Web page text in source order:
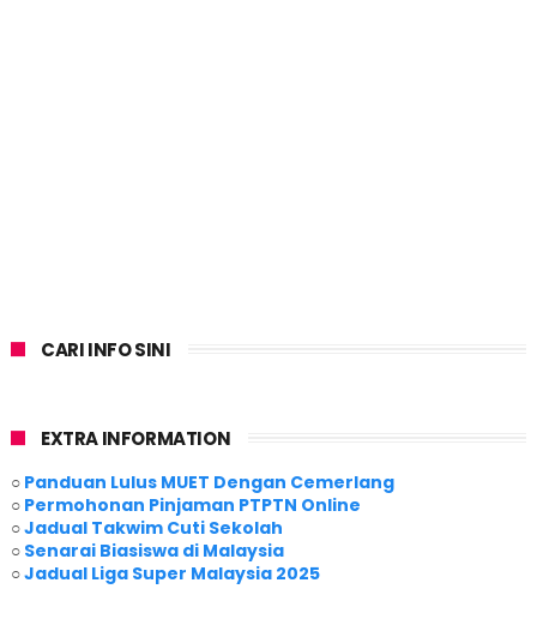
CARI INFO SINI
EXTRA INFORMATION
○ Panduan Lulus MUET Dengan Cemerlang
○ Permohonan Pinjaman PTPTN Online
○Jadual Takwim Cuti Sekolah
○ Senarai Biasiswa di Malaysia
○Jadual Liga Super Malaysia 2025